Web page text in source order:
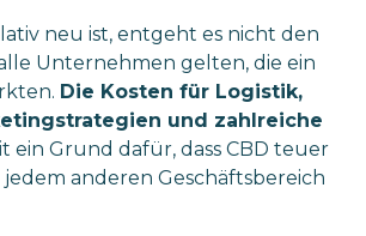
neu ist, entgeht es nicht den
Unternehmen gelten, die ein
Die Kosten für Logistik,
und zahlreiche
ein Grund dafür, dass CBD teuer
jedem anderen Geschäftsbereich